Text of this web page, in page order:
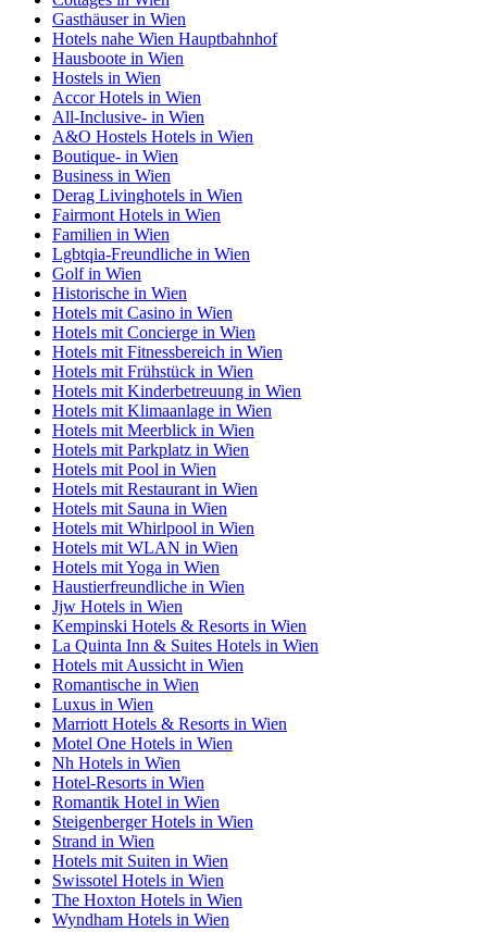
Gasthäuser in Wien
Hotels nahe Wien Hauptbahnhof
Hausboote in Wien
Hostels in Wien
Accor Hotels in Wien
All-Inclusive- in Wien
A&O Hostels Hotels in Wien
Boutique- in Wien
Business in Wien
Derag Livinghotels in Wien
Fairmont Hotels in Wien
Familien in Wien
Lgbtqia-Freundliche in Wien
Golf in Wien
Historische in Wien
Hotels mit Casino in Wien
Hotels mit Concierge in Wien
Hotels mit Fitnessbereich in Wien
Hotels mit Frühstück in Wien
Hotels mit Kinderbetreuung in Wien
Hotels mit Klimaanlage in Wien
Hotels mit Meerblick in Wien
Hotels mit Parkplatz in Wien
Hotels mit Pool in Wien
Hotels mit Restaurant in Wien
Hotels mit Sauna in Wien
Hotels mit Whirlpool in Wien
Hotels mit WLAN in Wien
Hotels mit Yoga in Wien
Haustierfreundliche in Wien
Jjw Hotels in Wien
Kempinski Hotels & Resorts in Wien
La Quinta Inn & Suites Hotels in Wien
Hotels mit Aussicht in Wien
Romantische in Wien
Luxus in Wien
Marriott Hotels & Resorts in Wien
Motel One Hotels in Wien
Nh Hotels in Wien
Hotel-Resorts in Wien
Romantik Hotel in Wien
Steigenberger Hotels in Wien
Strand in Wien
Hotels mit Suiten in Wien
Swissotel Hotels in Wien
The Hoxton Hotels in Wien
Wyndham Hotels in Wien